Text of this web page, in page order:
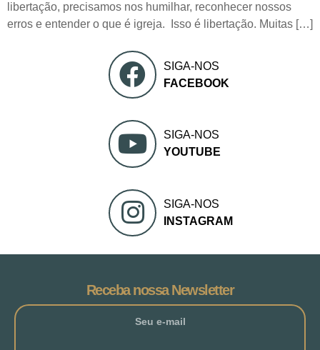
libertação, precisamos nos humilhar, reconhecer nossos
erros e entender o que é igreja. Isso é libertação. Muitas […]
SIGA-NOS
FACEBOOK
SIGA-NOS
YOUTUBE
SIGA-NOS
INSTAGRAM
Receba nossa Newsletter